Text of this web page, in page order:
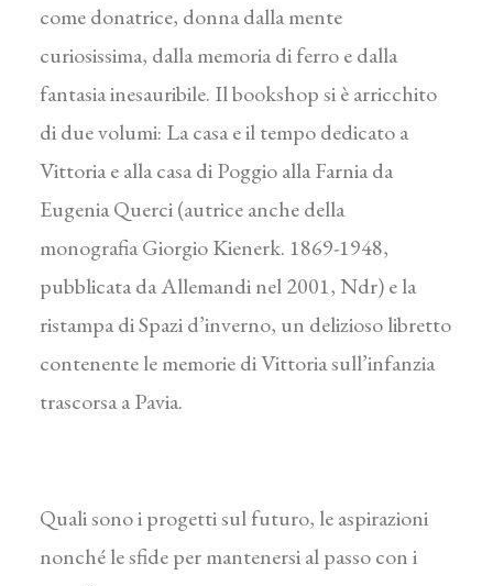
come donatrice, donna dalla mente
curiosissima, dalla memoria di ferro e dalla
fantasia inesauribile. Il bookshop si è arricchito
di due volumi: La casa e il tempo dedicato a
Vittoria e alla casa di Poggio alla Farnia da
Eugenia Querci (autrice anche della
monografia Giorgio Kienerk. 1869-1948,
pubblicata da Allemandi nel 2001, Ndr) e la
ristampa di Spazi d’inverno, un delizioso libretto
contenente le memorie di Vittoria sull’infanzia
trascorsa a Pavia.
Quali sono i progetti sul futuro, le aspirazioni
nonché le sfide per mantenersi al passo con i